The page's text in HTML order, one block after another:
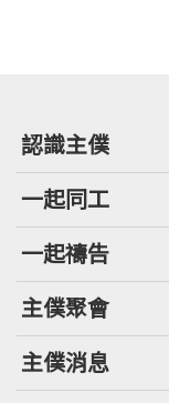
認識主僕
一起同工
一起禱告
主僕聚會
主僕消息